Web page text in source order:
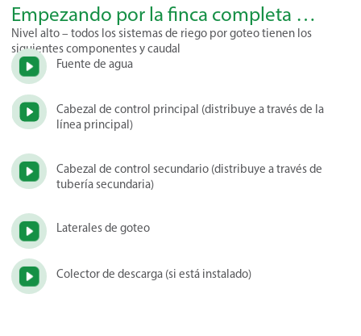
Empezando por la finca completa …
Nivel alto – todos los sistemas de riego por goteo tienen los
siguientes componentes y caudal
Fuente de agua
Cabezal de control principal (distribuye a través de la
línea principal)
Cabezal de control secundario (distribuye a través de
tubería secundaria)
Laterales de goteo
Colector de descarga (si está instalado)